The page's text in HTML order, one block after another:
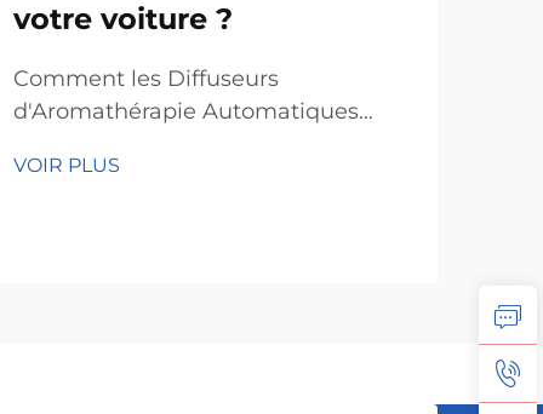
votre voiture ?
Comment les Diffuseurs
d'Aromathérapie Automatiques
l'AirÉlimination des Odeurs
VOIR PLUS
des